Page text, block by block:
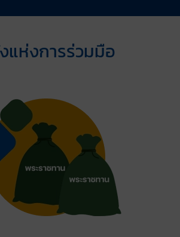
แห่งการร่วมมือ